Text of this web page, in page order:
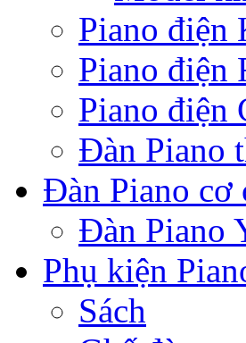
Piano điện
Piano điện
Piano điện
Đàn Piano
Đàn Piano cơ
Đàn Piano
Phụ kiện
Sách